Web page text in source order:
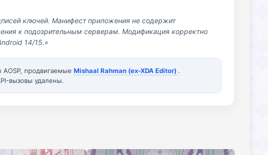
ключей. Манифест приложения не содержит
к подозрительным серверам. Модификация корректно
14/15.»
продвигаемые Mishaal Rahman (ex-XDA Editor) .
вызовы удалены.